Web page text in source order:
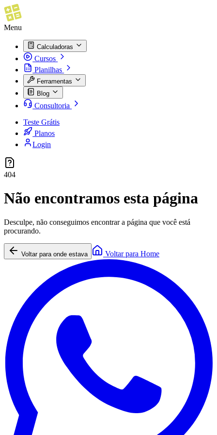
Menu
Calculadoras
Cursos
Planilhas
Ferramentas
Blog
Consultoria
Teste Grátis
Planos
Login
404
Não encontramos esta página
Desculpe, não conseguimos encontrar a página que você está
procurando.
Voltar para onde estava Voltar para Home